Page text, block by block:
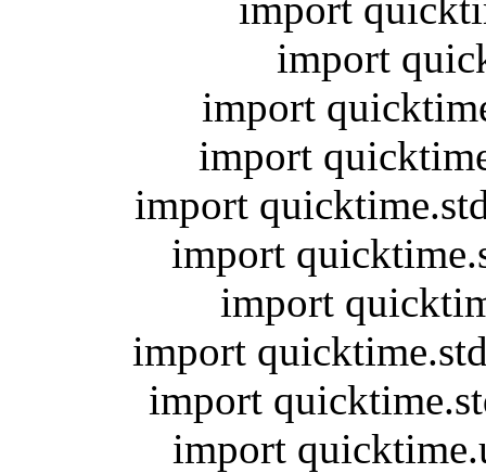
import
import
import
import
import
import
import
import
import